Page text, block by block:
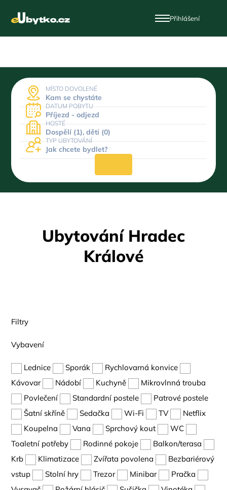
Přihlášení
MÍSTO DOVOLENÉ
Kam se chystáte
DATUM POBYTU
Příjezd - odjezd
HOSTÉ
Dospělí (1), děti (0)
TYP UBYTOVÁNÍ
Jak chcete bydlet?
Ubytování Hradec
Králové
Filtry
Vybavení
Lednice Sporák
Rychlovarná konvice
Kávovar
Nádobí Kuchyně
Mikrovlnná trouba
Povlečení
Standardní postele
Patrové postele
Šatní skříně
Sedačka Wi-Fi TV
Netflix
Koupelna
Vana Sprchový kout
WC
Toaletní potřeby
Rodinné pokoje
Balkon/terasa
Krb
Klimatizace Zvířata povolena
Bezbariérový
vstup
Stolní hry Trezor Minibar
Pračka